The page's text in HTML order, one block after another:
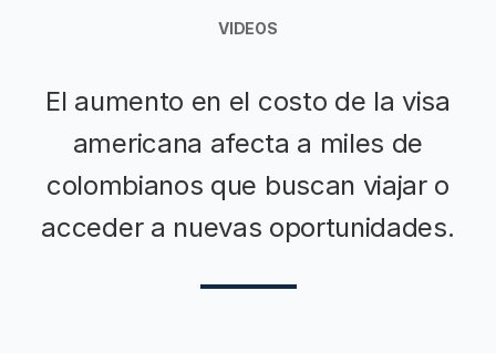
VIDEOS
El aumento en el costo de la visa
americana afecta a miles de
colombianos que buscan viajar o
acceder a nuevas oportunidades.